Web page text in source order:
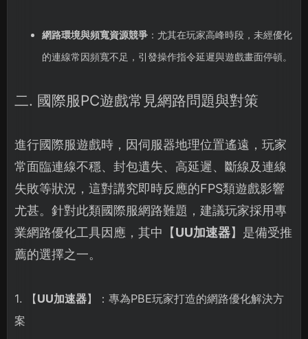
網路環境與頻寬資源競爭：尤其在玩家高峰時段，未經優化
的連線常因頻寬不足，引發操作指令延遲與遊戲畫面停頓。
二. 國際服PC遊戲常見網路問題與對策
進行國際服遊戲時，因伺服器地理位置遙遠，玩家
常面臨連線不穩、封包遺失、高延遲、斷線及連線
失敗等狀況，這對講究即時反應的FPS類遊戲影響
尤甚。針對此類國際服網路難題，建議玩家採用專
業網路優化工具因應，其中【UU加速器】是備受推
薦的選擇之一。
1. 【UU加速器】：專為PBE玩家打造的網路優化解決方
案